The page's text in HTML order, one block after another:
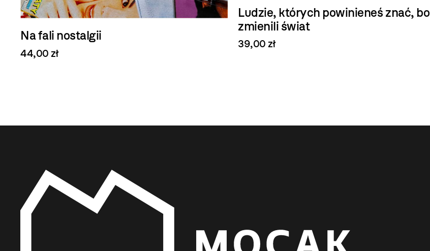
Na fali nostalgii
44,00 zł
Ludzie, których powinieneś znać, bo
zmienili świat
39,00 zł